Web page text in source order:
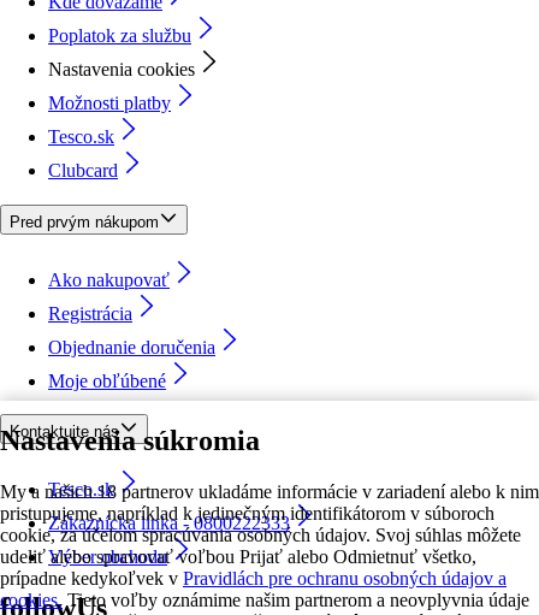
Nastavenia súkromia
My a našich 18 partnerov ukladáme informácie v zariadení alebo k nim
pristupujeme, napríklad k jedinečným identifikátorom v súboroch
cookie, za účelom spracúvania osobných údajov. Svoj súhlas môžete
udeliť alebo spravovať voľbou Prijať alebo Odmietnuť všetko,
prípadne kedykoľvek v Pravidlách pre ochranu osobných údajov a
cookies. Tieto voľby oznámime našim partnerom a neovplyvnia údaje
Poplatok za službu
Nastavenia cookies
Možnosti platby
Tesco.sk
Clubcard
Pred prvým nákupom
Ako nakupovať
Registrácia
Objednanie doručenia
Moje obľúbené
Kontaktujte nás
Tesco.sk
Zákaznícka linka - 0800222333
Výber obchodu
followUs